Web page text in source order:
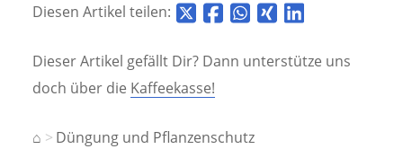
Diesen Artikel teilen:
Dieser Artikel gefällt Dir? Dann unterstütze uns
doch über die Kaffeekasse!
⌂ Düngung und Pflanzenschutz